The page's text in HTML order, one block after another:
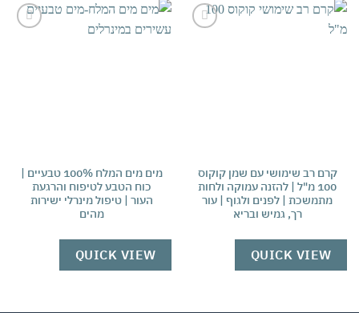
רב שימושי עם שמן קוקוס
100 מ"ל | להזנה עמוקה ולחות
מתמשכת | לפנים ולגוף | עור
רך, גמיש ובריא
QUICK VIEW
מים מים המלח 100% טבעיים |
כוח הטבע לטיפוח והרגעת
העור | טיפול מינרלי ישירות
QUICK VIEW